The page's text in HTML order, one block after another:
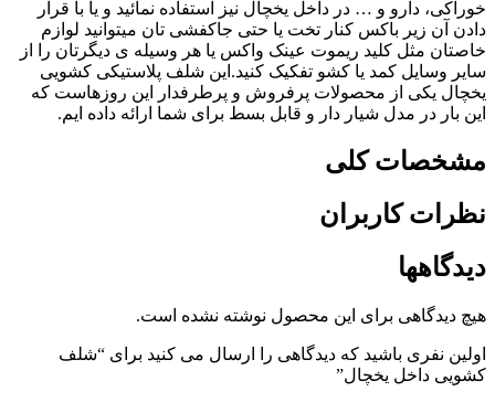
خوراکی، دارو و … در داخل یخچال نیز استفاده نمائید و یا با قرار
دادن آن زیر باکس کنار تخت یا حتی جاکفشی تان میتوانید لوازم
خاصتان مثل کلید ریموت عینک واکس یا هر وسیله ی دیگرتان را از
سایر وسایل کمد یا کشو تفکیک کنید.این شلف پلاستیکی کشویی
یخچال یکی از محصولات پرفروش و پرطرفدار این روزهاست که
این بار در مدل شیار دار و قابل بسط برای شما ارائه داده ایم.
مشخصات کلی
نظرات کاربران
دیدگاهها
هیچ دیدگاهی برای این محصول نوشته نشده است.
اولین نفری باشید که دیدگاهی را ارسال می کنید برای “شلف
کشویی داخل یخچال”